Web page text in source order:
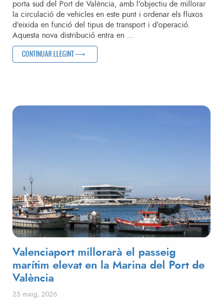
porta sud del Port de València, amb l’objectiu de millorar
la circulació de vehicles en este punt i ordenar els fluxos
d’eixida en funció del tipus de transport i d’operació.
Aquesta nova distribució entra en …
CONTINUAR LLEGINT “VALENCIAPORT REORGANITZA ELS CARRILS DE L’EIXIDA
Valenciaport millorarà el passeig
marítim elevat en la Marina del Port de
València
Posted on
25 maig, 2026